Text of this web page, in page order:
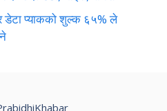
प्याकको शुल्क ६५% ले